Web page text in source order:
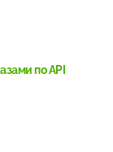
по API